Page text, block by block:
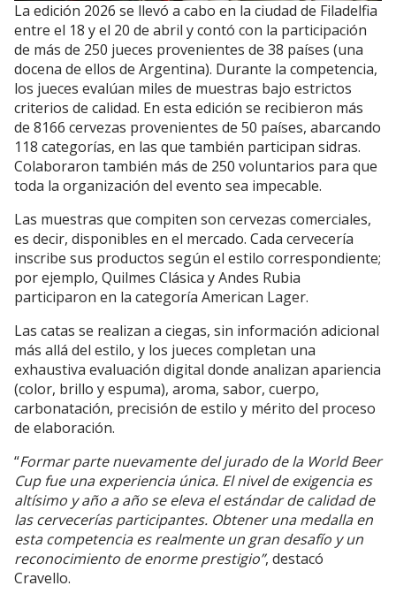
La edición 2026 se llevó a cabo en la ciudad de Filadelfia
entre el 18 y el 20 de abril y contó con la participación
de más de 250 jueces provenientes de 38 países (una
docena de ellos de Argentina). Durante la competencia,
los jueces evalúan miles de muestras bajo estrictos
criterios de calidad. En esta edición se recibieron más
de 8166 cervezas provenientes de 50 países, abarcando
118 categorías, en las que también participan sidras.
Colaboraron también más de 250 voluntarios para que
toda la organización del evento sea impecable.
Las muestras que compiten son cervezas comerciales,
es decir, disponibles en el mercado. Cada cervecería
inscribe sus productos según el estilo correspondiente;
por ejemplo, Quilmes Clásica y Andes Rubia
participaron en la categoría American Lager.
Las catas se realizan a ciegas, sin información adicional
más allá del estilo, y los jueces completan una
exhaustiva evaluación digital donde analizan apariencia
(color, brillo y espuma), aroma, sabor, cuerpo,
carbonatación, precisión de estilo y mérito del proceso
de elaboración.
“Formar parte nuevamente del jurado de la World Beer
Cup fue una experiencia única. El nivel de exigencia es
altísimo y año a año se eleva el estándar de calidad de
las cervecerías participantes. Obtener una medalla en
esta competencia es realmente un gran desafío y un
reconocimiento de enorme prestigio”, destacó
Cravello.